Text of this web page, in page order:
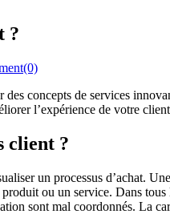
?
concepts de services
l’expérience de votre
client ?
un processus d’achat. Une
ou un service. Dans
sont mal coordonnés. La